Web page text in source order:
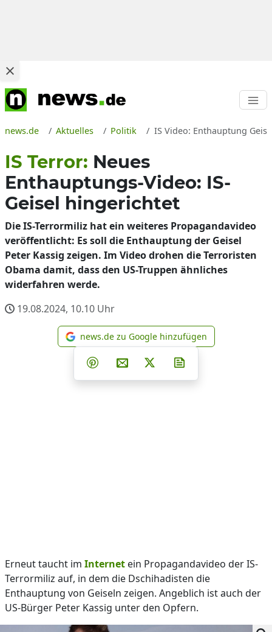
news.de Aktuelles Politik IS Video: Enthauptung
IS Terror: Neues
Enthauptungs-Video: IS-
Geisel hingerichtet
Die IS-Terrormiliz hat ein weiteres Propagandavideo
veröffentlicht: Es soll die Enthauptung der Geisel
Peter Kassig zeigen. Im Video drohen die Terroristen
Obama damit, dass den US-Truppen ähnliches
widerfahren werde.
19.08.2024, 10.10 Uhr
news.de zu Google
news.de zu Google hinzufügen
Teilen auf Facebook
Teilen auf Whatsapp
Teilen auf Telegram
Teilen auf Pinterest
Per E-Mail teilen
Post auf X
Erneut taucht im Internet ein Propagandavideo der IS-
Terrormiliz auf, in dem die Dschihadisten die
Enthauptung von Geiseln zeigen. Angeblich ist auch der
US-Bürger Peter Kassig unter den Opfern.